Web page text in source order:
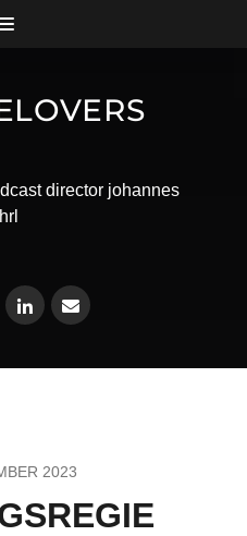
director johannes
2023